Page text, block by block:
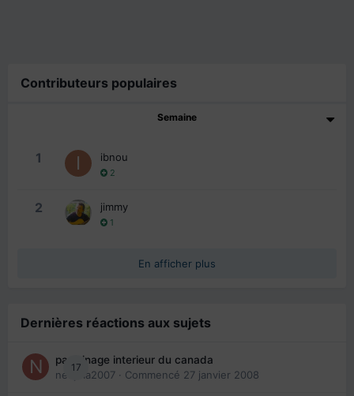
Contributeurs populaires
Semaine
1 ibnou
2
2 jimmy
1
En afficher plus
Dernières réactions aux sujets
17
parrainage interieur du canada
nedjma2007 · Commencé 27 janvier 2008